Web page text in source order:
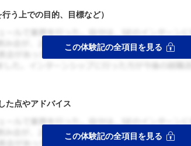
う上での目的、目標など）
た点やアドバイス